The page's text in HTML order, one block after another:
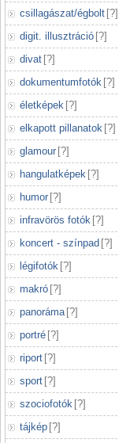
csillagászat/égbolt [?]
digit. illusztráció [?]
divat [?]
dokumentumfotók [?]
életképek [?]
elkapott pillanatok [?]
glamour [?]
hangulatképek [?]
humor [?]
infravörös fotók [?]
koncert - színpad [?]
légifotók [?]
makró [?]
panoráma [?]
portré [?]
riport [?]
sport [?]
szociofotók [?]
tájkép [?]